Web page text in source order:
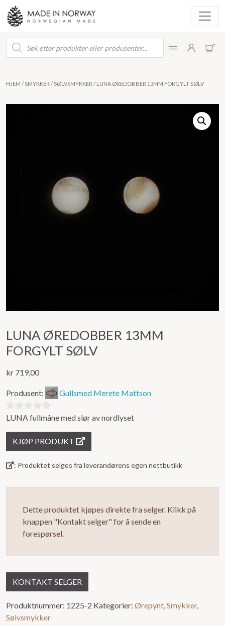
Products
search
HJEM / SMYKKER / SØLVSMYKKER / LUNA ØREDOBBER 13MM FORGYLT SØLV
LUNA ØREDOBBER 13MM
FORGYLT SØLV
kr 719,00
Produsent: Gullsmed Merete Mattson
0LUNA fullmåne med slør av nordlyset
KJØP PRODUKT
: Produktet selges fra leverandørens egen nettbutikk
Dette produktet kjøpes direkte fra selger. Klikk på
knappen "Kontakt selger" for å sende en
forespørsel.
KONTAKT SELGER
Produktnummer: 1225-2 Kategorier: Ørepynt,Smykker,
Sølvsmykker